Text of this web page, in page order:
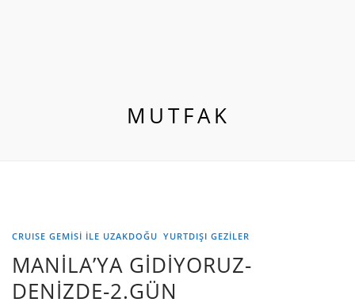
MUTFAK
CRUISE GEMİSİ İLE UZAKDOĞU YURTDIŞI GEZILER
MANİLA’YA GİDİYORUZ-
DENİZDE-2.GÜN